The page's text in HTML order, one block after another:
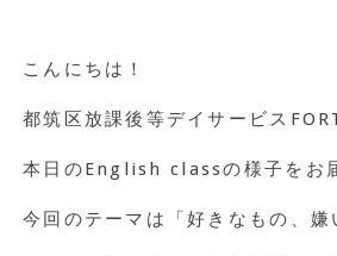
こんにちは！
都筑区放課後等デイサービス
本日のEnglish classの様子をお
今回のテーマは「好きなもの、嫌